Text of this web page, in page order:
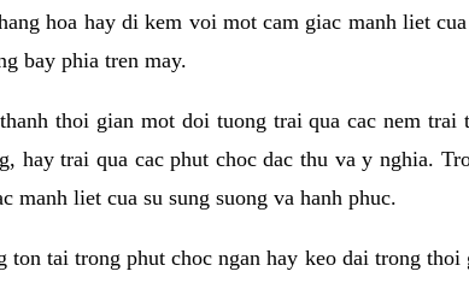
hoa hay di kem voi mot cam giac manh liet
bay phia tren may.
thoi gian mot doi tuong trai qua cac nem
hay trai qua cac phut choc dac thu va y nghia.
manh liet cua su sung suong va hanh phuc.
ton tai trong phut choc ngan hay keo dai trong